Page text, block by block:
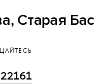
Старая